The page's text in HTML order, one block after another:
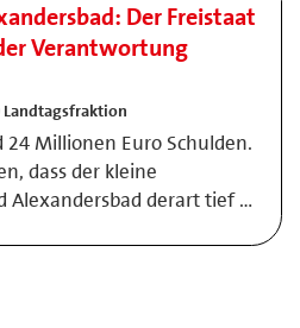
Der Freistaat
Verantwortung
Landtagsfraktion
Millionen Euro Schulden.
dass der kleine
Alexandersbad derart tief …